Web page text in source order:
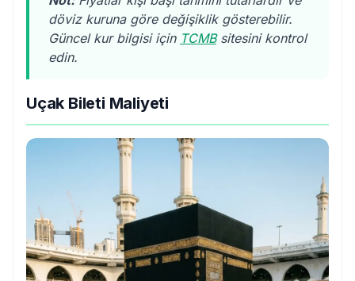
döviz kuruna göre değişiklik gösterebilir.
Güncel kur bilgisi için TCMBsitesini kontrol
edin.
Uçak Bileti Maliyeti